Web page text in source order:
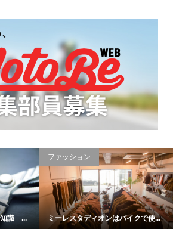
でき...
コラム
当てはまったら要注意！バイク盗...